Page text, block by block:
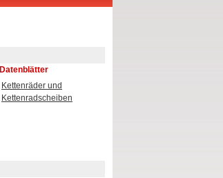
Datenblätter
Kettenräder und
Kettenradscheiben